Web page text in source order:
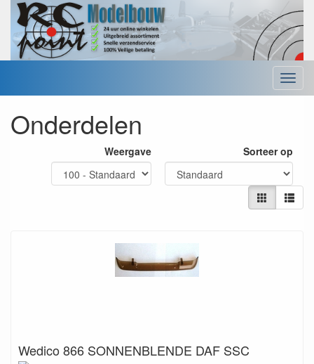
Menu
Onderdelen
Weergave Sorteer op
Wedico 866 SONNENBLENDE DAF SSC